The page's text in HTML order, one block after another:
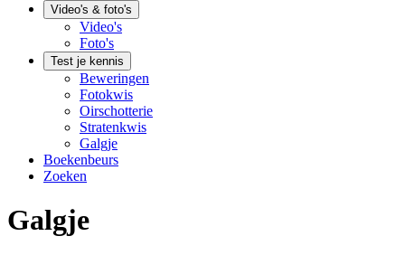
Video's & foto's
Video's
Foto's
Test je kennis
Beweringen
Fotokwis
Oirschotterie
Stratenkwis
Galgje
Boekenbeurs
Zoeken
Galgje